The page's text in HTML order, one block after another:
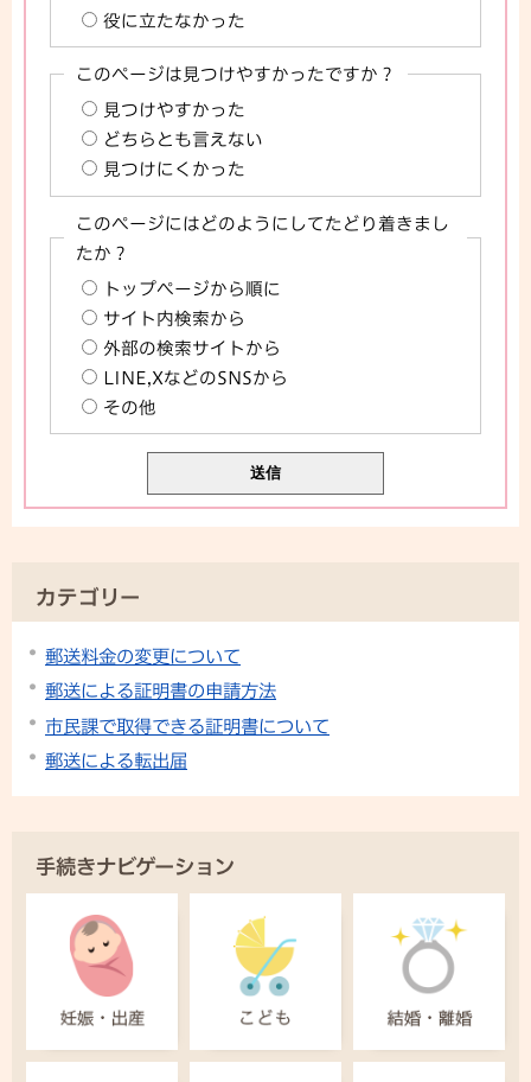
役に立たなかった
このページは見つけやすかったですか？
見つけやすかった
どちらとも言えない
見つけにくかった
このページにはどのようにしてたどり着きまし
たか？
トップページから順に
サイト内検索から
外部の検索サイトから
LINE,XなどのSNSから
その他
カテゴリー
郵送料金の変更について
郵送による証明書の申請方法
市民課で取得できる証明書について
郵送による転出届
手続きナビゲーション